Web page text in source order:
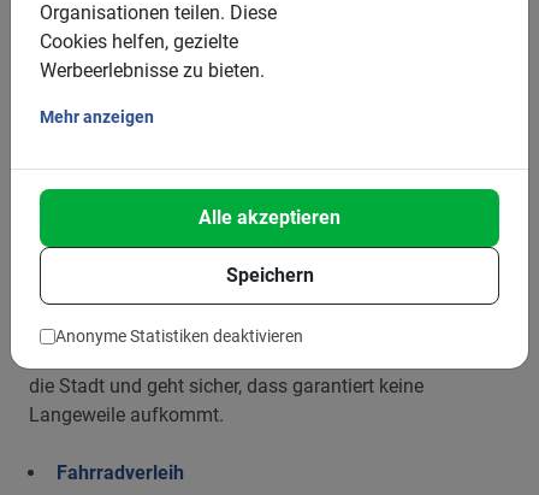
Organisationen teilen. Diese
Cookies helfen, gezielte
Werbeerlebnisse zu bieten.
Mehr anzeigen
Speichern
Alle akzeptieren
Anonyme Statistiken deaktivieren
Zusätzlich bieten wir auch die Option einer individuellen
Stadtbesichtigung. Oftmals möchte man in der eigenen
Reisegruppe unter sich bleiben oder die Schwerpunkte
selbst setzen. Auch das ist bei uns möglich, im Rahmen
deine Mitreisenden die Stadt im eigenen Tempo
entdeckt!
Studenten Fahrradtour
Die beste Aktivität für Schulausflüge und
Klassenfahrten: unsere Studenten Fahrradtour. Ein
die Stadt und geht sicher, dass garantiert keine
Langeweile aufkommt.
Fahrradverleih